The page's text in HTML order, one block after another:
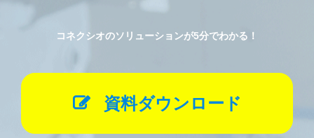
コネクシオのソリューションが5分でわかる！
資料ダウンロード